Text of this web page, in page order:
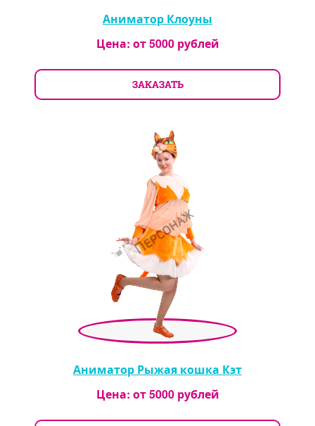
Аниматор Клоуны
Цена: от5000рублей
ЗАКАЗАТЬ
Аниматор Рыжая кошка Кэт
Цена: от5000рублей